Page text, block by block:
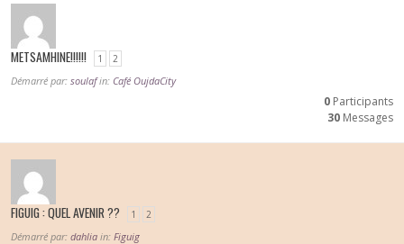
METSAMHINE!!!!!! 1 2
Démarré par: soulaf in: Café OujdaCity
0 Participants
30 Messages
FIGUIG : QUEL AVENIR ?? 1 2
Démarré par: dahlia in: Figuig